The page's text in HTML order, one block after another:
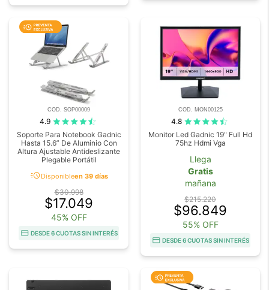
COD. SOP00009
4.9
Soporte Para Notebook Gadnic
Hasta 15.6” De Aluminio Con
Altura Ajustable Antideslizante
Plegable Portátil
acuteDisponibleen 39 días
$30.998
$17.049
45% OFF
DESDE 6 CUOTAS SIN INTERÉS
COD. MON00125
4.8
Monitor Led Gadnic 19" Full Hd
75hz Hdmi Vga
Llega
Gratis
mañana
$215.220
$96.849
55% OFF
DESDE 6 CUOTAS SIN INTERÉS